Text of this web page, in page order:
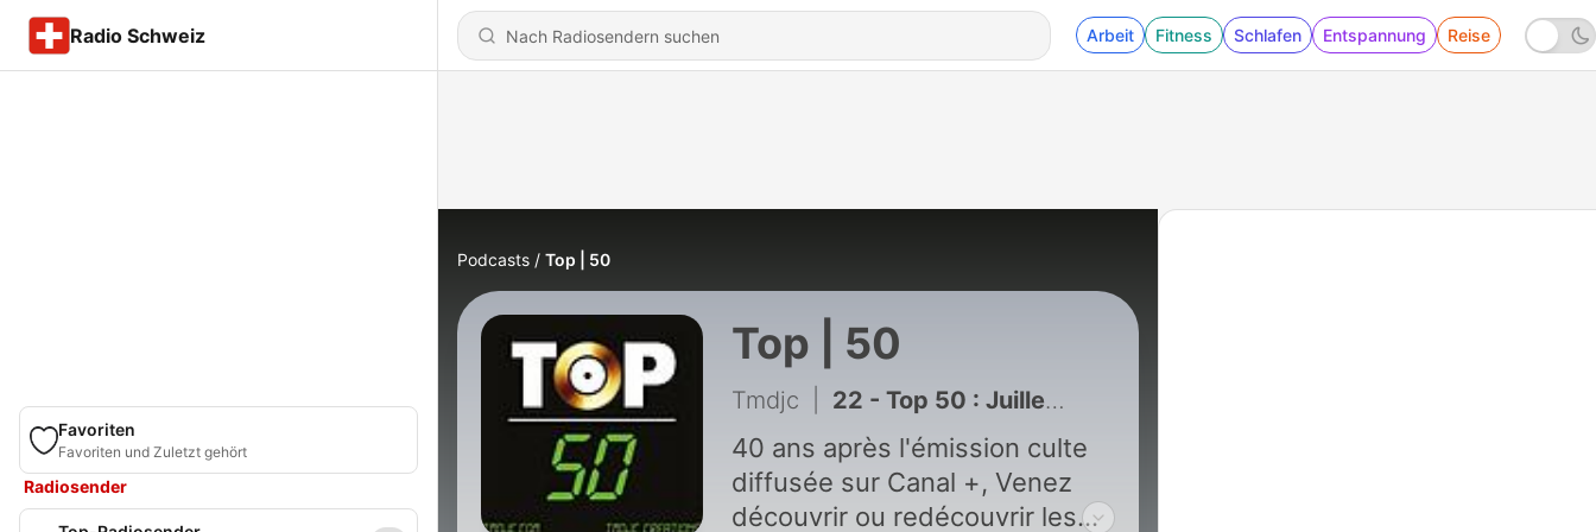
Radio Schweiz Arbeit Fitness Schlafen Entspannung Reise
Favoriten
Favoriten und Zuletzt gehört
Radiosender
Podcasts Top | 50
Top | 50
Tmdjc 22 - Top 50 : Juillet 1986
40 ans après l'émission culte
diffusée sur Canal +, Venez
découvrir ou redécouvrir les